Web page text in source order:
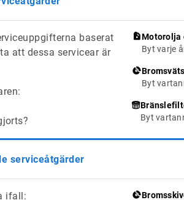
baserat
att dessa servicear är
Motorolja
Byt varje
Byt
Byt
serviceåtgärder
ifall: